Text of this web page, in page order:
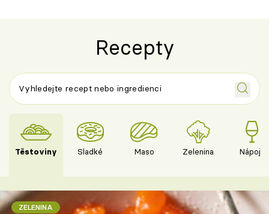
Recepty
Těstoviny Sladké Maso Zelenina Nápoje
ZELENINA